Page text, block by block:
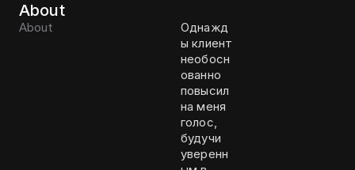
About
About
Однажд
ы клиент
необосн
ованно
повысил
на меня
голос,
будучи
уверенн